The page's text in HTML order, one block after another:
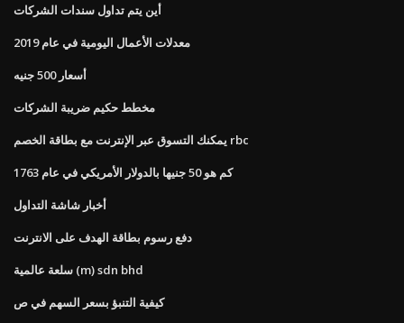
أين يتم تداول سندات الشركات
معدلات الأعمال اليومية في عام 2019
أسعار 500 جنيه
مخطط حكيم ضريبة الشركات
يمكنك التسوق عبر الإنترنت مع بطاقة الخصم rbc
كم هو 50 جنيها بالدولار الأمريكي في عام 1763
أخبار شاشة التداول
دفع رسوم بطاقة الهدف على الانترنت
سلعة عالمية (m) sdn bhd
كيفية التنبؤ بسعر السهم في ص